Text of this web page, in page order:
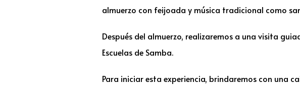
almuerzo con feijoada y música tradicional como
Después del almuerzo, realizaremos a una visita
Escuelas de Samba.
Para iniciar esta experiencia, brindaremos con una